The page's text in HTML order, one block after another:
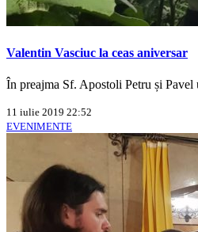
Valentin Vasciuc la ceas aniversar
În preajma Sf. Apostoli Petru și
11 iulie 2019 22:52
EVENIMENTE